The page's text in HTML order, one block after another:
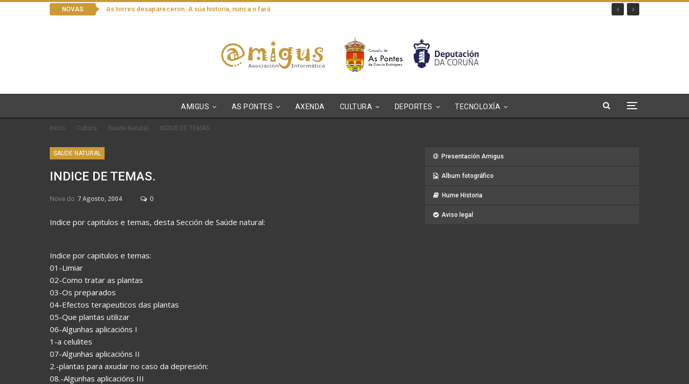
NOVAS As torres desapareceron. A súa historia, nunca o fará
AMIGUS AS PONTES AXENDA CULTURA DEPORTES TECNOLOXÍA
Inicio Cultura Saude Natural INDICE DE TEMAS.
SAUDE NATURAL
INDICE DE TEMAS.
Nova do 7 Agosto, 2004 0
Indice por capitulos e temas, desta Sección de Saúde natural:
Indice por capitulos e temas:
01-Limiar
02-Como tratar as plantas
03-Os preparados
04-Efectos terapeuticos das plantas
05-Que plantas utilizar
06-Algunhas aplicacións I
1-a celulites
07-Algunhas aplicacións II
2.-plantas para axudar no caso da depresión:
08.-Algunhas aplicacións III
Presentación Amigus
Album fotográfico
Hume Historia
Aviso legal